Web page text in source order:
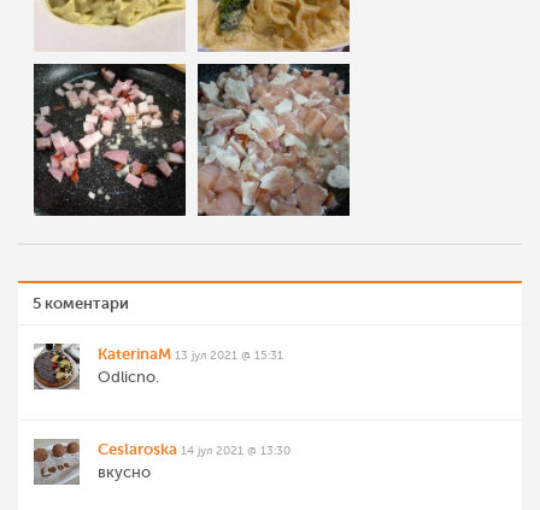
5 коментари
KaterinaM 13 јул 2021 @ 15:31
Odlicno.
Ceslaroska 14 јул 2021 @ 13:30
вкусно